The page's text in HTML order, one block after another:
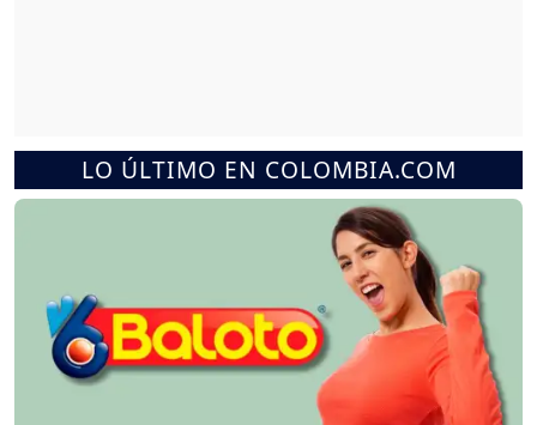
LO ÚLTIMO EN COLOMBIA.COM